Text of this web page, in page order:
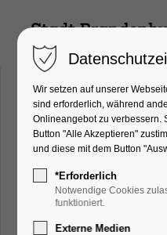
Dom zu
Der
die
Brandenburg.
Wir setzen auf unserer
sind erforderlich, während
Onlineangebot zu verbessern.
Button "Alle Akzeptieren"
und diese mit dem Button
*Erforderlich
Notwendige Cookies
funktioniert.
Externe Medien